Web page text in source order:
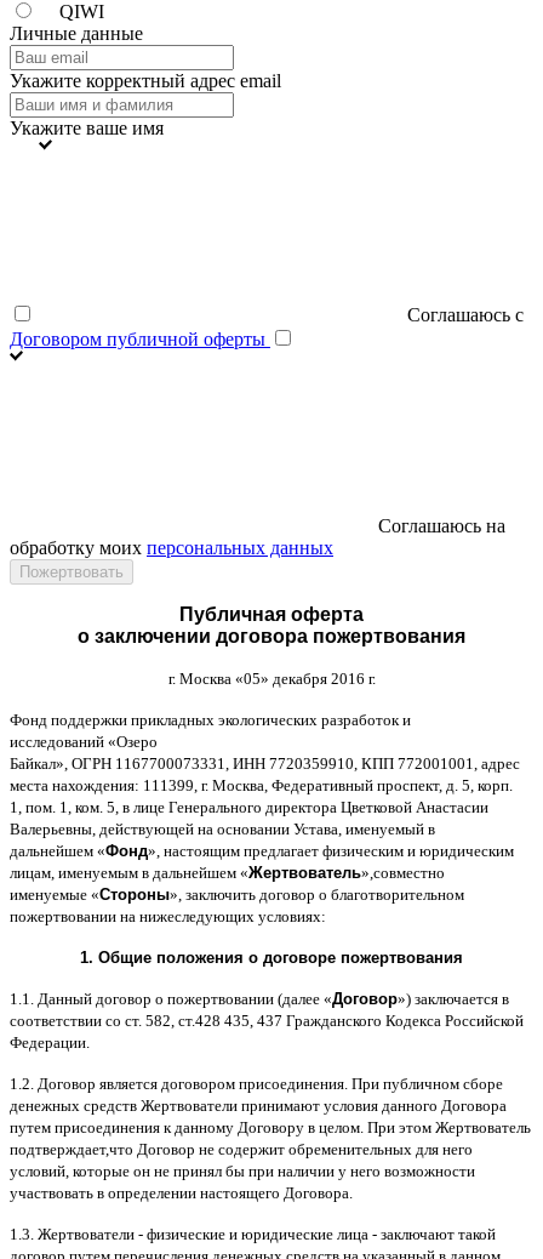
QIWI
Личные данные
Укажите корректный адрес email
Укажите ваше имя
Соглашаюсь с
Договором публичной оферты
Соглашаюсь на
обработку моих персональных данных
Публичная оферта
о заключении договора пожертвования
г. Москва «05» декабря 2016 г.
Фонд поддержки прикладных экологических разработок и
исследований «Озеро
Байкал», ОГРН 1167700073331, ИНН 7720359910, КПП 772001001, адрес
места нахождения: 111399, г. Москва, Федеративный проспект, д. 5, корп.
1, пом. 1, ком. 5, в лице Генерального директора Цветковой Анастасии
Валерьевны, действующей на основании Устава, именуемый в
дальнейшем «Фонд», настоящим предлагает физическим и юридическим
лицам, именуемым в дальнейшем «Жертвователь»,совместно
именуемые «Стороны», заключить договор o благотворительном
пожертвовании на нижеследующих условиях:
1. Общие положения o договоре пожертвования
1.1. Данный договор о пожертвовании (далее «Договор») заключается в
соответствии со ст. 582, ст.428 435, 437 Гражданского Кодекса Российской
Федерации.
1.2. Договор является договором присоединения. При публичном сборе
денежных средств Жертвователи принимают условия данного Договора
путем присоединения к данному Договору в целом. При этом Жертвователь
подтверждает,что Договор не содержит обременительных для него
условий, которые он не принял бы при наличии у него возможности
участвовать в определении настоящего Договора.
1.3. Жертвователи - физические и юридические лица - заключают такой